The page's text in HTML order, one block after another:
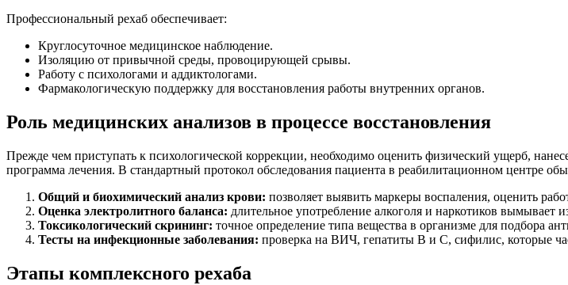
Профессиональный рехаб обеспечивает:
Круглосуточное медицинское наблюдение.
Изоляцию от привычной среды, провоцирующей срывы.
Работу с психологами и аддиктологами.
Фармакологическую поддержку для восстановления работы внутренних органов.
Роль медицинских анализов в процессе восстановления
Прежде чем приступать к психологической коррекции, необходимо оценить физический ущерб,
программа лечения. В стандартный протокол обследования пациента в реабилитационном центре
Общий и биохимический анализ крови: позволяет выявить маркеры воспаления, оценить
Оценка электролитного баланса: длительное употребление алкоголя и наркотиков вымывает
Токсикологический скрининг: точное определение типа вещества в организме для подбора
Тесты на инфекционные заболевания: проверка на ВИЧ, гепатиты B и C, сифилис, которые
Этапы комплексного рехаба